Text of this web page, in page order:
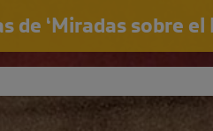
de ‘Miradas sobre el